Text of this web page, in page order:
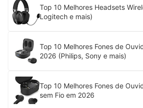
Top 10 Melhores Headsets
Logitech e mais)
Top 10 Melhores Fones de
2026 (Philips, Sony e mais)
Top 10 Melhores Fones de
sem Fio em 2026